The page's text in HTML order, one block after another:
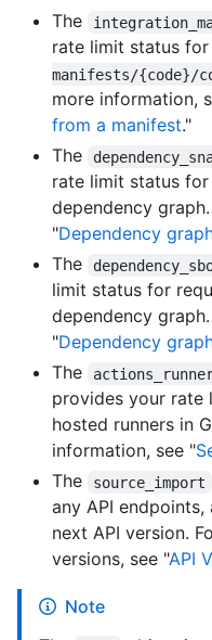
The
rate limit status
manifests/{code}/
more information,
from a manifest."
The
rate limit status
dependency
"Dependency
The
limit status for
dependency
"Dependency
The
provides your
hosted runners in
information, see "
The
source_import
any API
next API version.
versions, see "API
Note